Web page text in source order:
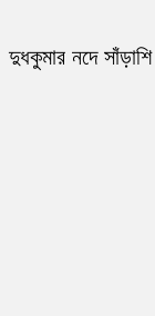
দুধকুমার নদে